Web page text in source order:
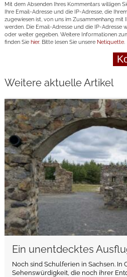
Mit dem Absenden Ihres Kommentars willigen
Ihre Email-Adresse und die IP-Adresse, die
zugewiesen ist, von uns im Zusammenhang mit
werden. Die Email-Adresse und die IP-Adresse
oder weiter gegeben. Weitere Informationen
finden Sie hier. Bitte lesen Sie unsere Netiquette.
Weitere aktuelle Artikel
Ein unentdecktes
Noch sind Schulferien in Sachsen. In
Sehenswürdigkeit, die noch ihrer